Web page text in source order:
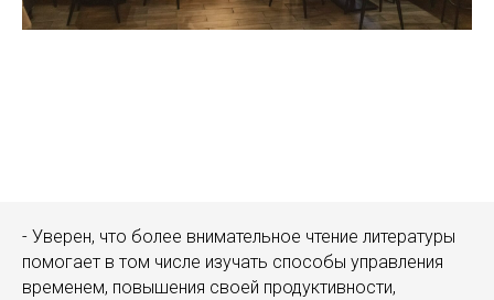
- Уверен, что более внимательное чтение литературы
помогает в том числе изучать способы управления
временем, повышения своей продуктивности,